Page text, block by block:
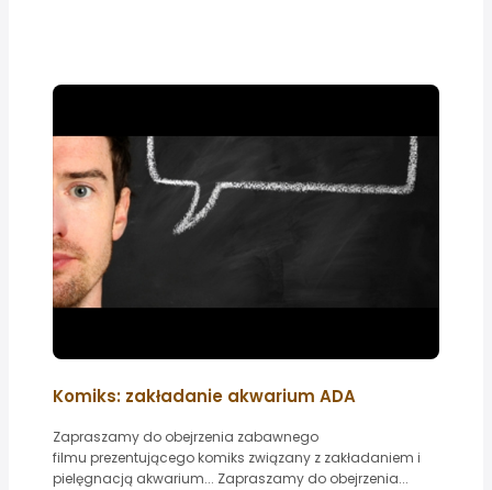
Komiks: zakładanie akwarium ADA
Zapraszamy do obejrzenia zabawnego
filmu prezentującego komiks związany z zakładaniem i
pielęgnacją akwarium... Zapraszamy do obejrzenia...